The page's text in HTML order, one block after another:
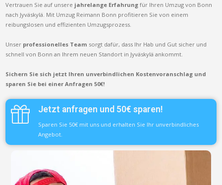
Vertrauen Sie auf unsere jahrelange Erfahrung für Ihren Umzug von Bonn
nach Jyväskylä. Mit Umzug Reimann Bonn profitieren Sie von einem
reibungslosen und effizienten Umzugsprozess.
Unser professionelles Team sorgt dafür, dass Ihr Hab und Gut sicher und
schnell von Bonn an Ihrem neuen Standort in Jyväskylä ankommt.
Sichern Sie sich jetzt Ihren unverbindlichen Kostenvoranschlag und
sparen Sie bei einer Anfragen 50€!
Jetzt anfragen und 50€ sparen!
Sparen Sie 50€ mit uns und erhalten Sie Ihr unverbindliches
Angebot.